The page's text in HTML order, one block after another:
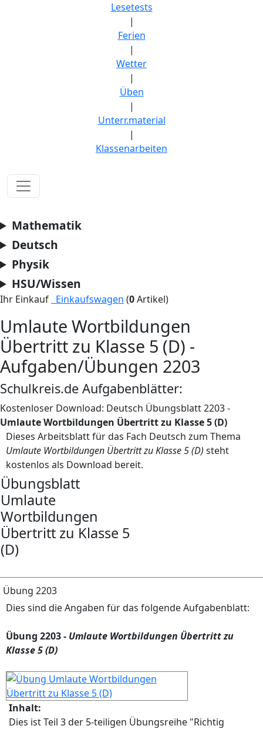
Lesetests
|
Ferien
|
Wetter
|
Üben
|
Unterr.material
|
Klassenarbeiten
Mathematik
Deutsch
Physik
HSU/Wissen
Ihr Einkauf Einkaufswagen (0Artikel)
Umlaute Wortbildungen
Übertritt zu Klasse 5 (D) -
Aufgaben/Übungen 2203
Schulkreis.de Aufgabenblätter:
Kostenloser Download: Deutsch Übungsblatt 2203 -
Umlaute Wortbildungen Übertritt zu Klasse 5 (D)
Dieses Arbeitsblatt für das Fach Deutsch zum Thema
Umlaute Wortbildungen Übertritt zu Klasse 5 (D) steht
kostenlos als Download bereit.
Übungsblatt
Umlaute
Wortbildungen
Übertritt zu Klasse 5
(D)
Übung 2203
Dies sind die Angaben für das folgende Aufgabenblatt:
Übung 2203 - Umlaute Wortbildungen Übertritt zu
Klasse 5 (D)
Inhalt:
Dies ist Teil 3 der 5-teiligen Übungsreihe "Richtig